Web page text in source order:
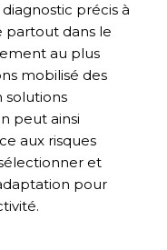
précis à
partout dans le
au plus
mobilisé des
solutions
peut ainsi
aux risques
et
pour